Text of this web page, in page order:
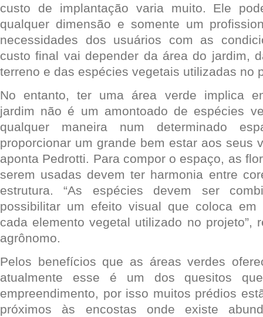
custo de implantação varia muito. Ele
qualquer dimensão e somente um
necessidades dos usuários com as
custo final vai depender da área do jardim,
terreno e das espécies vegetais utilizadas no
No entanto, ter uma área verde implica
jardim não é um amontoado de espécies
qualquer maneira num determinado
proporcionar um grande bem estar aos seus
aponta Pedrotti. Para compor o espaço, as
serem usadas devem ter harmonia entre
estrutura. “As espécies devem ser
possibilitar um efeito visual que coloca
cada elemento vegetal utilizado no projeto”,
agrônomo.
Pelos benefícios que as áreas verdes
atualmente esse é um dos quesitos
empreendimento, por isso muitos prédios
próximos às encostas onde existe